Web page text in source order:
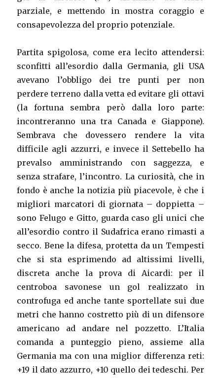
parziale, e mettendo in mostra coraggio e
consapevolezza del proprio potenziale.
Partita spigolosa, come era lecito attendersi:
sconfitti all’esordio dalla Germania, gli USA
avevano l’obbligo dei tre punti per non
perdere terreno dalla vetta ed evitare gli ottavi
(la fortuna sembra però dalla loro parte:
incontreranno una tra Canada e Giappone).
Sembrava che dovessero rendere la vita
difficile agli azzurri, e invece il Settebello ha
prevalso amministrando con saggezza, e
senza strafare, l’incontro. La curiosità, che in
fondo è anche la notizia più piacevole, è che i
migliori marcatori di giornata – doppietta –
sono Felugo e Gitto, guarda caso gli unici che
all’esordio contro il Sudafrica erano rimasti a
secco. Bene la difesa, protetta da un Tempesti
che si sta esprimendo ad altissimi livelli,
discreta anche la prova di Aicardi: per il
centroboa savonese un gol realizzato in
controfuga ed anche tante sportellate sui due
metri che hanno costretto più di un difensore
americano ad andare nel pozzetto. L’Italia
comanda a punteggio pieno, assieme alla
Germania ma con una miglior differenza reti:
+19 il dato azzurro, +10 quello dei tedeschi. Per